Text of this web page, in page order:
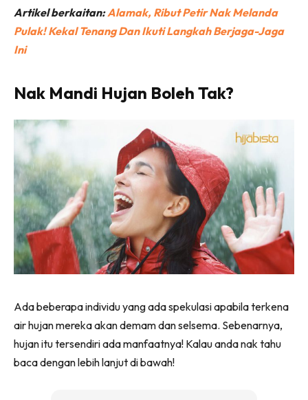
Artikel berkaitan:Alamak, Ribut Petir Nak Melanda
Pulak! Kekal Tenang Dan Ikuti Langkah Berjaga-Jaga
Ini
Nak Mandi Hujan Boleh Tak?
Ada beberapa individu yang ada spekulasi apabila terkena
air hujan mereka akan demam dan selsema. Sebenarnya,
hujan itu tersendiri ada manfaatnya! Kalau anda nak tahu
baca dengan lebih lanjut di bawah!